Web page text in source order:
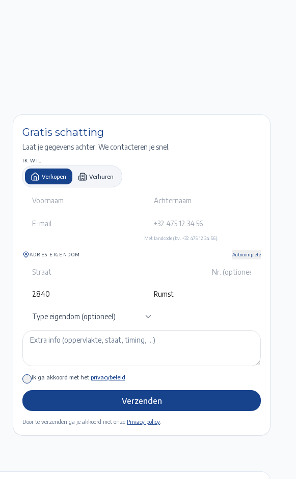
Gratis schatting
Laat je gegevens achter. We contacteren je snel.
IK WIL
Verkopen Verhuren
Met landcode (bv. +32 475 12 34 56).
ADRES EIGENDOM Autocomplete
Type eigendom (optioneel)
Ik ga akkoord met het privacybeleid
Verzenden
Door te verzenden ga je akkoord met onze Privacy policy